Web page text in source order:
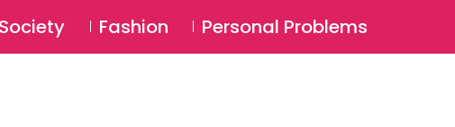
SUBSCRIBE Login ⚲
Society Fashion Personal Problems